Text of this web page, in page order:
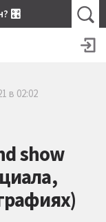
🎛
в 02:02
show